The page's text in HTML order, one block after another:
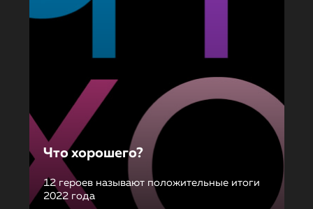
Что хорошего?
12 героев называют положительные итоги
2022 года